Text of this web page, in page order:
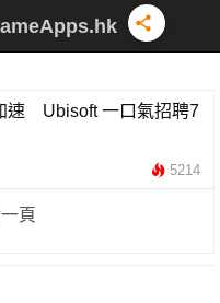
速 Ubisoft 一口氣招聘7
5214
頁